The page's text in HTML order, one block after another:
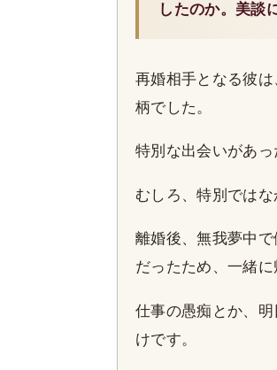
したのか。美談
再婚相手となる彼
柄でした。
特別な出会いがあっ
むしろ、特別では
離婚後、無我夢中
だったため、一緒に
仕事の愚痴とか、
けです。